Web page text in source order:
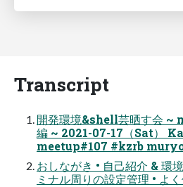
Transcript
開発環境&shell芸晒す会
編 ~ 2021-07-17（Sat）
meetup#107 #kzrb
おしながき • 自己紹介 & 環
ミナル周りの設定管理 • よ